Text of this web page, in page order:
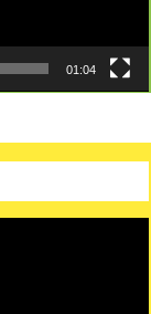
01:04